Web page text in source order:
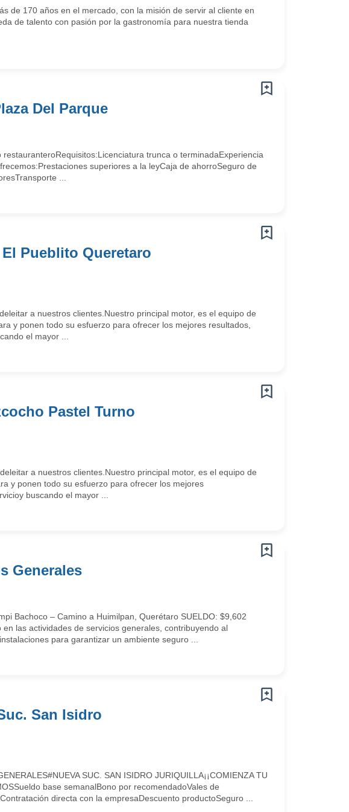
de 170 años en el mercado, con la misión de servir al cliente en
de talento con pasión por la gastronomía para nuestra tienda
Del Parque
trunca o terminadaExperiencia
superiores a la leyCaja de ahorroSeguro de
...
Pueblito Queretaro
a nuestros clientes.Nuestro principal motor, es el equipo de
y ponen todo su esfuerzo para ofrecer los mejores resultados,
el mayor ...
Pastel Turno
a nuestros clientes.Nuestro principal motor, es el equipo de
y ponen todo su esfuerzo para ofrecer los mejores
buscando el mayor ...
Generales
Bachoco – Camino a Huimilpan, Querétaro SUELDO: $9,602
las actividades de servicios generales, contribuyendo al
para garantizar un ambiente seguro ...
San Isidro
SUC. SAN ISIDRO JURIQUILLA¡¡COMIENZA TU
base semanalBono por recomendadoVales de
directa con la empresaDescuento productoSeguro ...